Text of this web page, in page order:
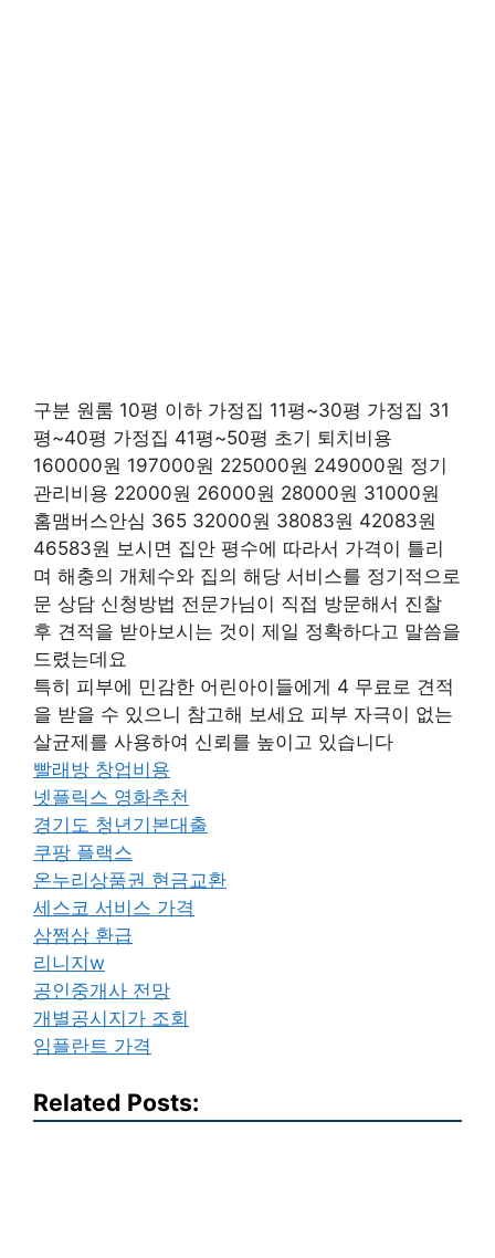
구분 원룸 10평 이하 가정집 11평~30평 가정집 31
평~40평 가정집 41평~50평 초기 퇴치비용
160000원 197000원 225000원 249000원 정기
관리비용 22000원 26000원 28000원 31000원
홈맴버스안심 365 32000원 38083원 42083원
46583원 보시면 집안 평수에 따라서 가격이 틀리
며 해충의 개체수와 집의 해당 서비스를 정기적으로
문 상담 신청방법 전문가님이 직접 방문해서 진찰
후 견적을 받아보시는 것이 제일 정확하다고 말씀을
드렸는데요
특히 피부에 민감한 어린아이들에게 4 무료로 견적
을 받을 수 있으니 참고해 보세요 피부 자극이 없는
살균제를 사용하여 신뢰를 높이고 있습니다
빨래방 창업비용
넷플릭스 영화추천
경기도 청년기본대출
쿠팡 플랙스
온누리상품권 현금교환
세스코 서비스 가격
삼쩜삼 환급
리니지w
공인중개사 전망
개별공시지가 조회
임플란트 가격
Related Posts: